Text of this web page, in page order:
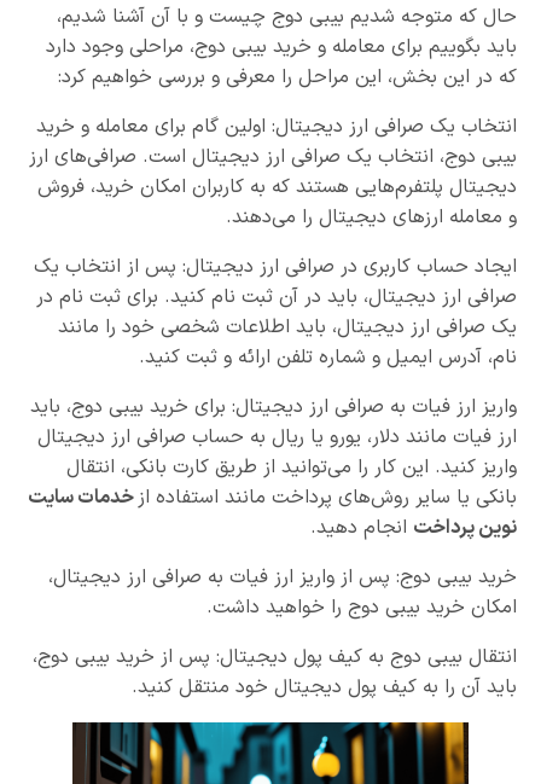
حال که متوجه شدیم بیبی دوج چیست و با آن آشنا شدیم،
باید بگوییم برای معامله و خرید بیبی دوج، مراحلی وجود دارد
که در این بخش، این مراحل را معرفی و بررسی خواهیم کرد:
انتخاب یک صرافی ارز دیجیتال: اولین گام برای معامله و خرید
بیبی دوج، انتخاب یک صرافی ارز دیجیتال است. صرافی‌های ارز
دیجیتال پلتفرم‌هایی هستند که به کاربران امکان خرید، فروش
و معامله ارزهای دیجیتال را می‌دهند.
ایجاد حساب کاربری در صرافی ارز دیجیتال: پس از انتخاب یک
صرافی ارز دیجیتال، باید در آن ثبت نام کنید. برای ثبت نام در
یک صرافی ارز دیجیتال، باید اطلاعات شخصی خود را مانند
نام، آدرس ایمیل و شماره تلفن ارائه و ثبت کنید.
واریز ارز فیات به صرافی ارز دیجیتال: برای خرید بیبی دوج، باید
ارز فیات مانند دلار، یورو یا ریال به حساب صرافی ارز دیجیتال
واریز کنید. این کار را می‌توانید از طریق کارت بانکی، انتقال
بانکی یا سایر روش‌های پرداخت مانند استفاده ازخدمات سایت
نوین پرداخت انجام دهید.
خرید بیبی دوج: پس از واریز ارز فیات به صرافی ارز دیجیتال،
امکان خرید بیبی دوج را خواهید داشت.
انتقال بیبی دوج به کیف پول دیجیتال: پس از خرید بیبی دوج،
باید آن را به کیف پول دیجیتال خود منتقل کنید.